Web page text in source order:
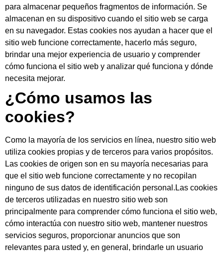
para almacenar pequeños fragmentos de información. Se
almacenan en su dispositivo cuando el sitio web se carga
en su navegador. Estas cookies nos ayudan a hacer que el
sitio web funcione correctamente, hacerlo más seguro,
brindar una mejor experiencia de usuario y comprender
cómo funciona el sitio web y analizar qué funciona y dónde
necesita mejorar.
¿Cómo usamos las
cookies?
Como la mayoría de los servicios en línea, nuestro sitio web
utiliza cookies propias y de terceros para varios propósitos.
Las cookies de origen son en su mayoría necesarias para
que el sitio web funcione correctamente y no recopilan
ninguno de sus datos de identificación personal.Las cookies
de terceros utilizadas en nuestro sitio web son
principalmente para comprender cómo funciona el sitio web,
cómo interactúa con nuestro sitio web, mantener nuestros
servicios seguros, proporcionar anuncios que son
relevantes para usted y, en general, brindarle un usuario